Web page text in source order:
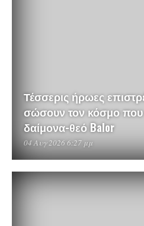
Τέσσερις ήρωες
σώσουν τον κόσμο που
δαίμονα-θεό Balor
04 Αυγ 2026 6:27 μμ